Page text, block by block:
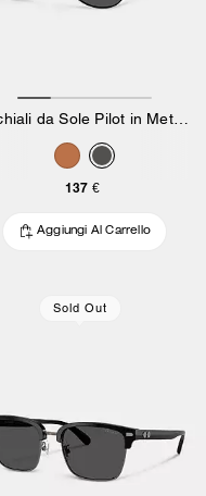
Occhiali da Sole Pilot in Metallo con Finiture C Hardware
137 €
Aggiungi Al Carrello
Sold Out